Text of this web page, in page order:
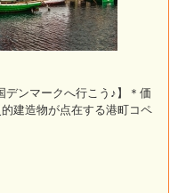
ンマークへ行こう♪】＊価
建造物が点在する港町コペ